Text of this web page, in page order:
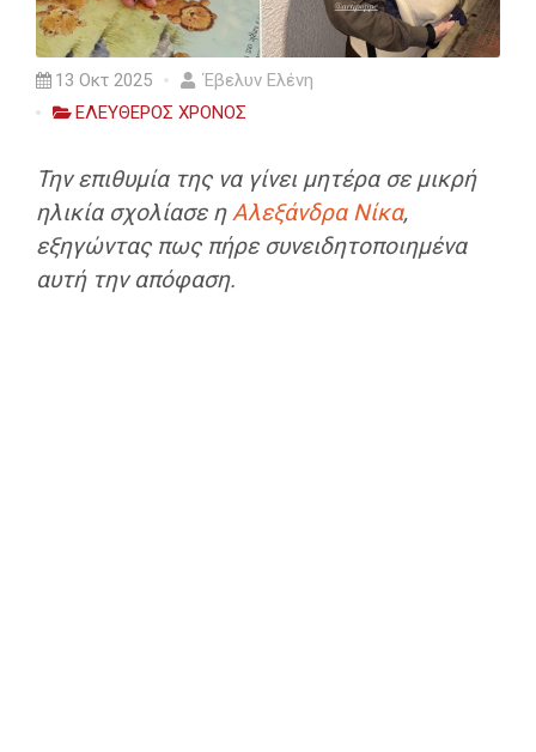
13 Οκτ 2025
Έβελυν Ελένη
ΕΛΕΥΘΕΡΟΣ ΧΡΟΝΟΣ
Την επιθυμία της να γίνει μητέρα σε μικρή
ηλικία σχολίασε ηΑλεξάνδρα Νίκα,
εξηγώντας πως πήρε συνειδητοποιημένα
αυτή την απόφαση.